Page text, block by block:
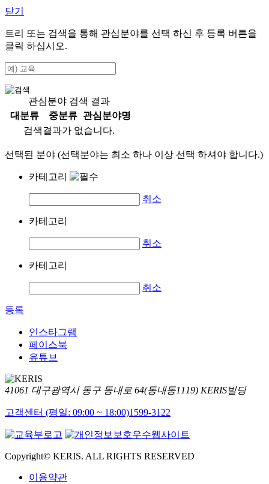
닫기
트리 또는 검색을 통해 관심분야를 선택 하신 후 등록 버튼을
클릭 하십시오.
관심분야 검색 결과
대분류
중분류
관심분야명
검색결과가 없습니다.
선택된 분야 (선택분야는 최소 하나 이상 선택 하셔야 합니다.)
카테고리
취소
카테고리
취소
카테고리
취소
등록
인스타그램
페이스북
유튜브
41061 대구광역시 동구 동내로 64(동내동1119) KERIS빌딩
고객센터 (평일: 09:00 ~ 18:00)1599-3122
Copyright© KERIS. ALL RIGHTS RESERVED
이용약관